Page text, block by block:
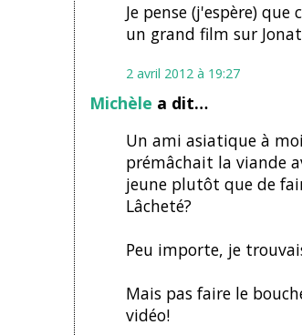
Je pense (j'espère)
un grand film sur
2 avril 2012 à 19:27
Michèle a dit…
Un ami asiatique à
prémâchait la viande
jeune plutôt que de
Lâcheté?
Peu importe, je
Mais pas faire le
vidéo!